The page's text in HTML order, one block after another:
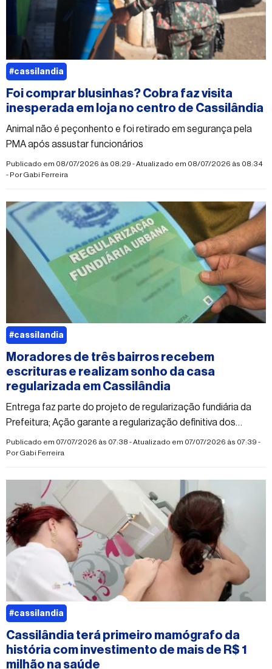
Foi comprar blusinhas? Cobra faz visita
inesperada em loja no centro de Cassilândia
Animal não é peçonhento e foi retirado em segurança pela
PMA após assustar funcionários
Publicado em 08/07/2026 às 08:29 - Atualizado em 08/07/2026 às 08:34
- PorGabi Ferreira
#cassilandia
Moradores de três bairros recebem
escrituras e realizam sonho da casa
regularizada em Cassilândia
Entrega faz parte do projeto de regularização fundiária da
Prefeitura; Ação garante a regularização definitiva dos
imóveis
Publicado em 07/07/2026 às 07:38 - Atualizado em 07/07/2026 às 07:39 -
PorGabi Ferreira
#cassilandia
Cassilândia terá primeiro mamógrafo da
história com investimento de mais de R$ 1
milhão na saúde
#cassilandia